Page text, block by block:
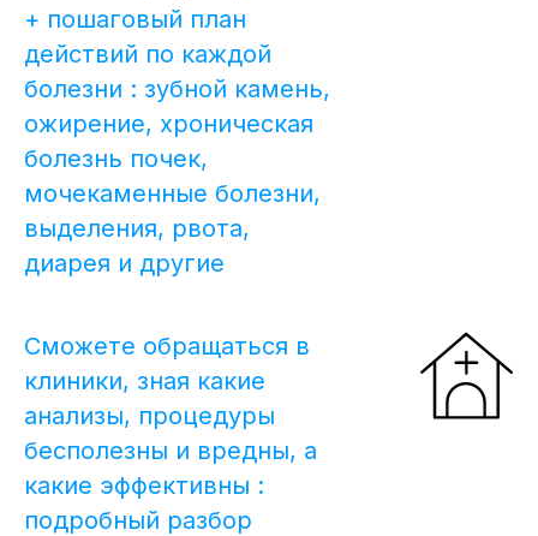
+ пошаговый план
действий по каждой
болезни : зубной камень,
ожирение, хроническая
болезнь почек,
мочекаменные болезни,
выделения, рвота,
диарея и другие
Сможете обращаться в
клиники, зная какие
анализы, процедуры
бесполезны и вредны, а
какие эффективны :
подробный разбор